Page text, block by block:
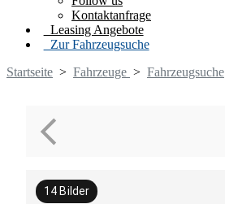
Kontaktanfrage
Leasing Angebote
Zur Fahrzeugsuche
Startseite > Fahrzeuge > Fahrzeugsuche
14 Bilder